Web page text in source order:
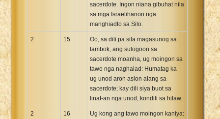
sacerdote. Ingon niana gibuhat nila
sa mga Israelihanon nga
manghiadto sa Silo.
2 15
Oo, sa dili pa sila magasunog sa
tambok, ang sulogoon sa
sacerdote moanha, ug moingon sa
tawo nga naghalad: Humatag ka
ug unod aron aslon alang sa
sacerdote; kay dili siya buot sa
linat-an nga unod, kondili sa hilaw.
2 16
Ug kong ang tawo moingon kaniya: